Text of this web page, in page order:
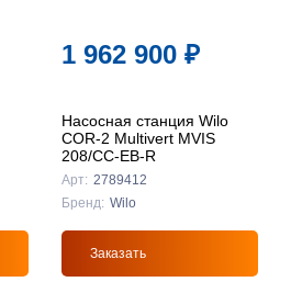
1 962 900 ₽
Насосная станция Wilo
COR-2 Multivert MVIS
208/CC-EB-R
Арт: 2789412
Бренд: Wilo
Заказать